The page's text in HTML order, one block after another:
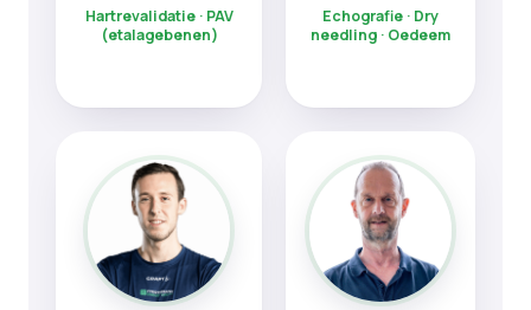
Hartrevalidatie · PAV
(etalagebenen)
Echografie · Dry
needling · Oedeem